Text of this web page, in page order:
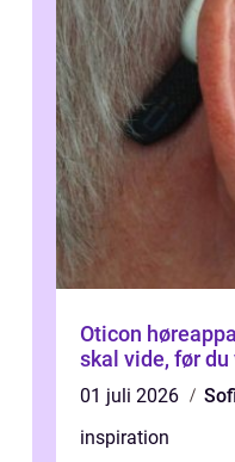
Oticon høreapparat
skal vide, før
01 juli 2026
inspiration